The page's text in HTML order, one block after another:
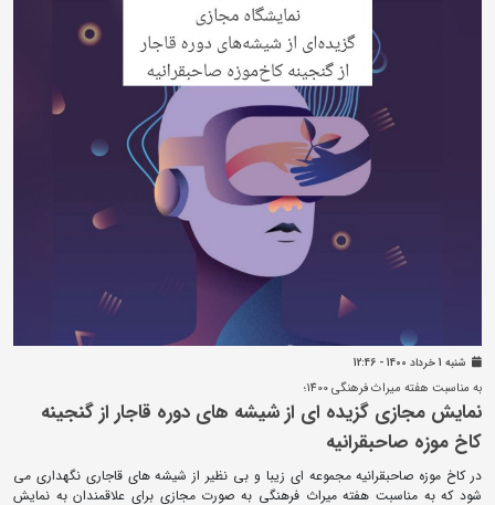
شنبه 1 خرداد 1400 - 12:46
به مناسبت هفته میراث فرهنگی 1400؛
نمایش مجازی گزیده ای از شیشه های دوره قاجار از گنجینه
کاخ موزه صاحبقرانیه
در کاخ موزه صاحبقرانیه مجموعه ای زیبا و بی نظیر از شیشه های قاجاری نگهداری می
شود که به مناسبت هفته میراث فرهنگی به صورت مجازی برای علاقمندان به نمایش